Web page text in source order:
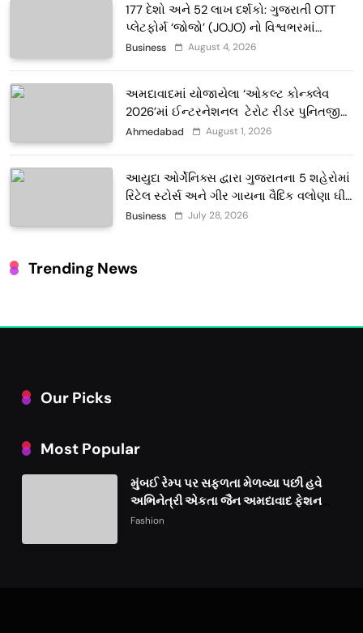
177 દેશો અને 52 લાખ દર્શકો: ગુજરાતી OTT
પ્લેટફોર્મ ‘જોજો’ (JOJO) નો વિશ્વભરમાં
દબદબો
Business August 4, 2026
અમદાવાદમાં યોજાયેલા ‘ઓકલ્ટ કોન્ક્લેવ
2026’માં ઈન્ટરનેશનલ ટેરોટ રીડર પુનિતજી
લુલ્લા એ ટેરોટ કાર્ડ રીડિંગ અંગે માહિતી આપી
Ahmedabad August 1, 2026
આયુદા ઓર્ગેનિક્સ દ્વારા ગુજરાતના 5 શહેરોમાં
રિટેલ સ્ટોર્સ અને ગીર ગાયના વૈદિક વલોણા ઘી-
દૂધની શુદ્ધ સેવાઓ સાથે વ્યાપક વિસ્તરણ
Business July 28, 2026
Trending News
Our Picks
Most Popular
મુંબઈ રેમ્પ પર સફળતા મેળવ્યા પછી હવે
અભિનેત્રી એકતા જૈન અમદાવાદ ફેશન
વીકમાં પોતાની પ્રતિભા પ્રદર્શિત કરશે
Fashion